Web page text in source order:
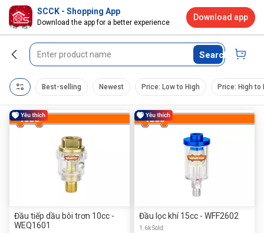
Search
Best-selling Newest Price: Low to High Price: High to
Đầu tiếp dầu bôi trơn 10cc -
WEQ1601
Đầu lọc khí 15cc - WFF2602
1.6k Sold
SCCK - Shopping App
Download the app for a better experience
Download app